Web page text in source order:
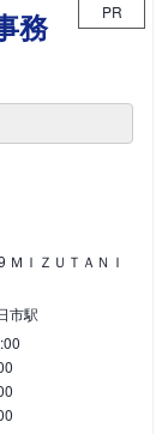
務
PR
ＭＩＺＵＴＡＮＩ
市駅